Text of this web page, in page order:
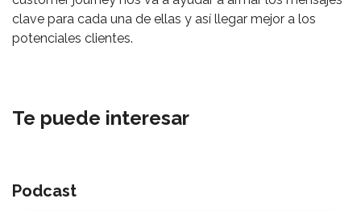
clave para cada una de ellas y así llegar mejor a los
potenciales clientes.
Te puede interesar
Podcast